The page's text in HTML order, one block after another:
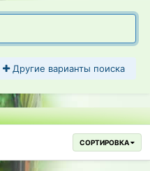
Другие варианты поиска
СОРТИРОВКА